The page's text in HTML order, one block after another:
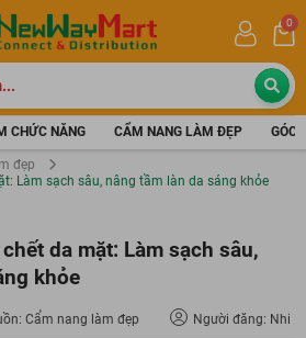
0
CHỨC NĂNG CẨM NANG LÀM ĐẸP GÓC
đẹp
Làm sạch sâu, nâng tầm làn da sáng khỏe
da mặt: Làm sạch sâu,
khỏe
Cẩm nang làm đẹp Người đăng: Nhi